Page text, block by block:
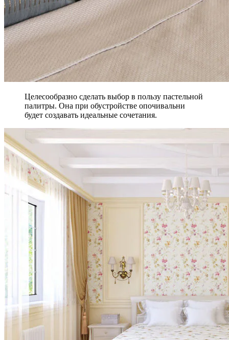
Целесообразно сделать выбор в пользу пастельной
палитры. Она при обустройстве опочивальни
будет создавать идеальные сочетания.